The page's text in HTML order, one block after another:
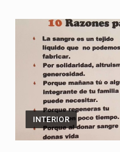
INTERIOR